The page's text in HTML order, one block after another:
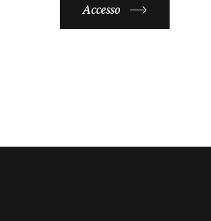
Accesso